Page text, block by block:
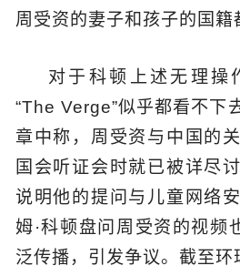
周受资的妻子和孩子的国籍
对于科顿上述无理操
“The Verge”似乎都看不下
章中称，周受资与中国的
国会听证会时就已被详尽
说明他的提问与儿童网络
姆·科顿盘问周受资的视频
泛传播，引发争议。截至环